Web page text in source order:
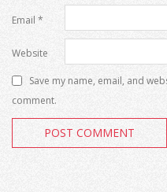
Email *
Website
Save my name, email, and
comment.